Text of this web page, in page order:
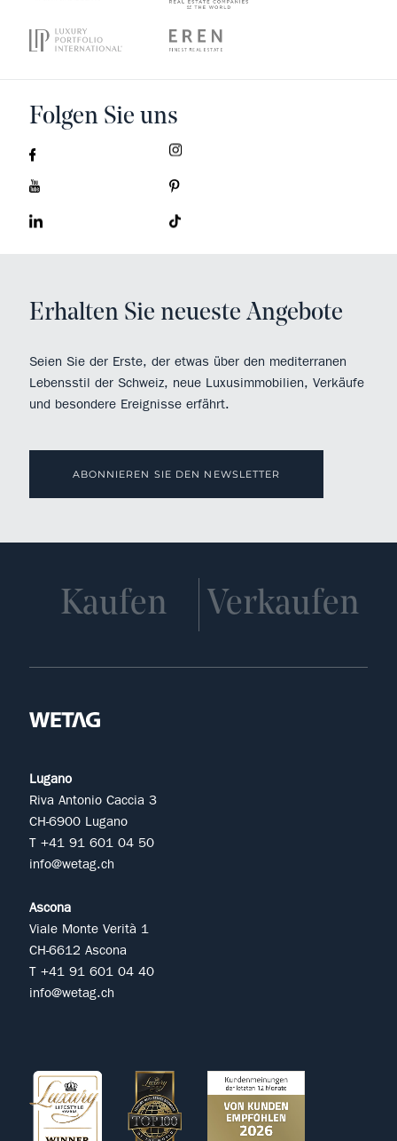
Folgen Sie uns
Erhalten Sie neueste Angebote
Seien Sie der Erste, der etwas über den mediterranen
Lebensstil der Schweiz, neue Luxusimmobilien, Verkäufe
und besondere Ereignisse erfährt.
ABONNIEREN SIE DEN NEWSLETTER
Kaufen Verkaufen
Lugano
Riva Antonio Caccia 3
CH-6900 Lugano
T +41 91 601 04 50
info@wetag.ch
Ascona
Viale Monte Verità 1
CH-6612 Ascona
T +41 91 601 04 40
info@wetag.ch